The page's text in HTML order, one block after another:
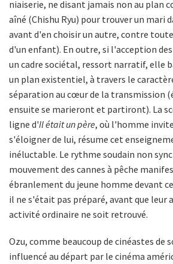
niaiserie, ne disant jamais non au plan
aîné (Chishu Ryu) pour trouver un mari
avant d'en choisir un autre, contre
d'un enfant). En outre, si l'acception
un cadre sociétal, ressort narratif, elle
un plan existentiel, à travers le
séparation au cœur de la transmission
ensuite se marieront et partiront). La
ligne d'Il était un père, où l'homme
s'éloigner de lui, résume cet
inéluctable. Le rythme soudain non
mouvement des cannes à pêche
ébranlement du jeune homme devant
il ne s'était pas préparé, avant que leur
activité ordinaire ne soit retrouvé.
Ozu, comme beaucoup de cinéastes de
influencé au départ par le cinéma